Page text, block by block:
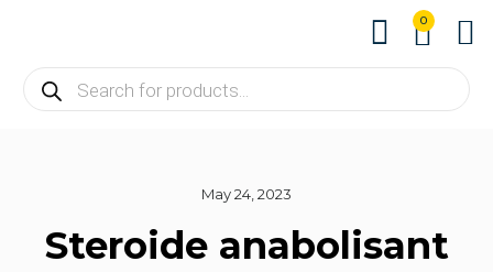
0
May 24, 2023
Steroide anabolisant